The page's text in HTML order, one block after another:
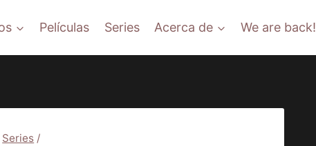
Películas Series Acerca de We are back!
Series /